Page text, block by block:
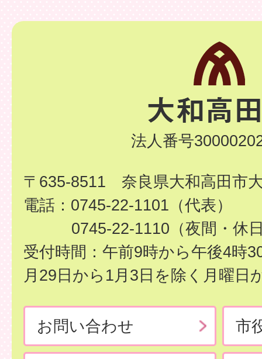
法人番号
〒635-8511 奈良県大和高田市
電話：0745-22-1101（代表）
0745-22-1110（夜間・休
受付時間：午前9時から午後4時
月29日から1月3日を除く月曜日
お問い合わせ 市